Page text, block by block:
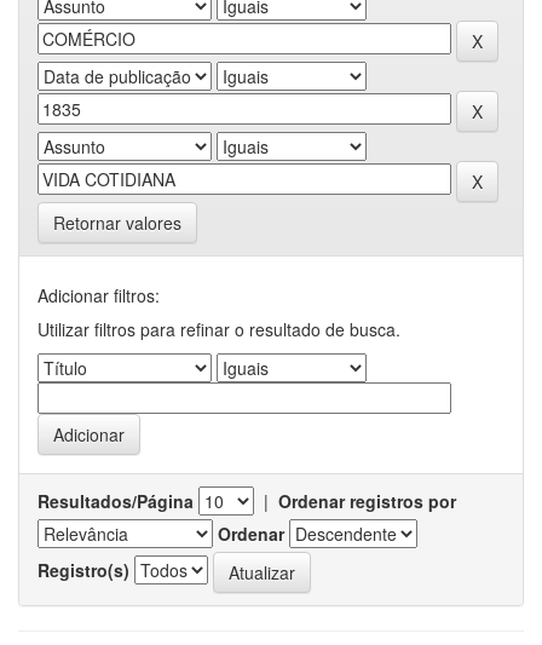
Retornar valores
Adicionar filtros:
Utilizar filtros para refinar o resultado de busca.
Resultados/Página | Ordenar registros por
Ordenar
Registro(s)